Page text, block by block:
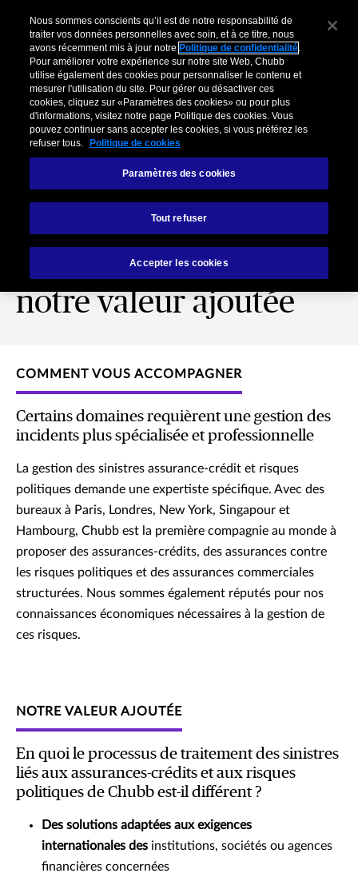
Indemnisation
Assurance-crédit et
Risques politiques :
notre valeur ajoutée
COMMENT VOUS ACCOMPAGNER
Certains domaines requièrent une gestion des
incidents plus spécialisée et professionnelle
La gestion des sinistres assurance-crédit et risques
politiques demande une expertiste spécifique. Avec des
bureaux à Paris, Londres, New York, Singapour et
Hambourg, Chubb est la première compagnie au monde à
proposer des assurances-crédits, des assurances contre
les risques politiques et des assurances commerciales
structurées. Nous sommes également réputés pour nos
connaissances économiques nécessaires à la gestion de
ces risques.
NOTRE VALEUR AJOUTÉE
En quoi le processus de traitement des sinistres
liés aux assurances-crédits et aux risques
politiques de Chubb est-il différent ?
Des solutions adaptées aux exigences
internationales des institutions, sociétés ou agences
financières concernées
Nous sommes conscients qu’il est de notre responsabilité de
traiter vos données personnelles avec soin, et à ce titre, nous
avons récemment mis à jour notre Politique de confidentialité.
Pour améliorer votre expérience sur notre site Web, Chubb
utilise également des cookies pour personnaliser le contenu et
mesurer l'utilisation du site. Pour gérer ou désactiver ces
cookies, cliquez sur «Paramètres des cookies» ou pour plus
d'informations, visitez notre page Politique des cookies. Vous
pouvez continuer sans accepter les cookies, si vous préférez les
refuser tous.
Politique de cookies
Paramètres des cookies
Tout refuser
Accepter les cookies